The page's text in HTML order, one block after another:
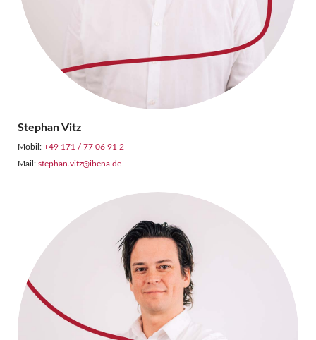
Stephan Vitz
Mobil: +49 171 / 77 06 91 2
Mail: stephan.vitz@ibena.de